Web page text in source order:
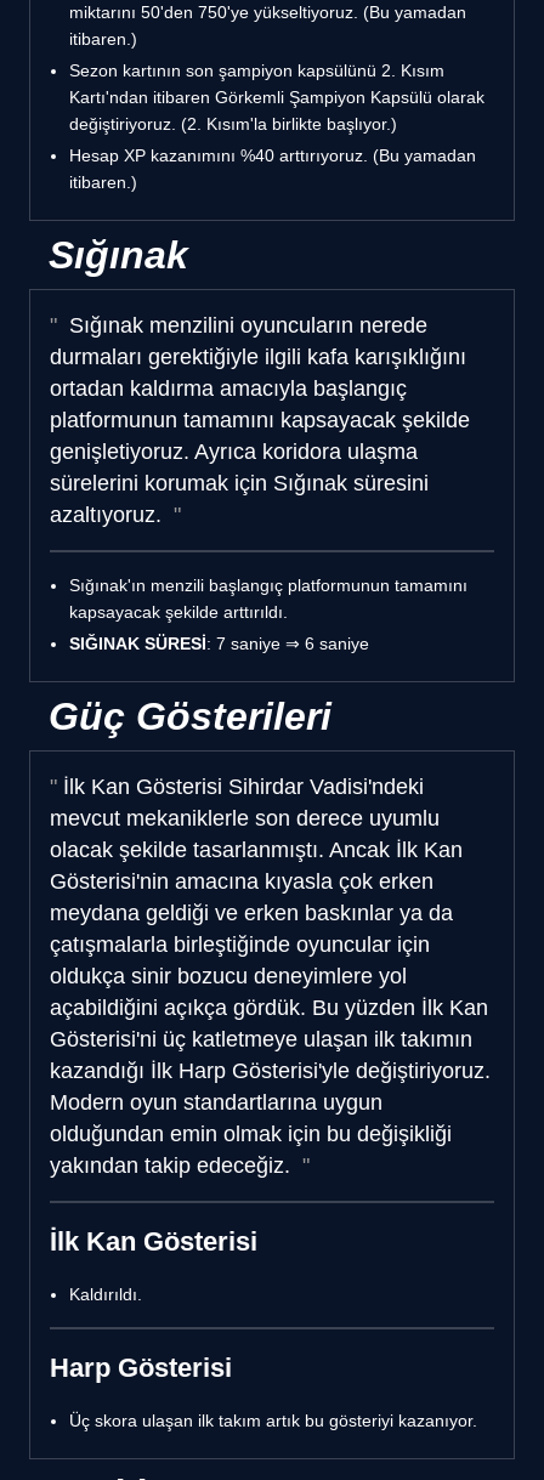
miktarını 50'den 750'ye yükseltiyoruz. (Bu yamadan
itibaren.)
Sezon kartının son şampiyon kapsülünü 2. Kısım
Kartı'ndan itibaren Görkemli Şampiyon Kapsülü olarak
değiştiriyoruz. (2. Kısım'la birlikte başlıyor.)
Hesap XP kazanımını %40 arttırıyoruz. (Bu yamadan
itibaren.)
Sığınak
Sığınak menzilini oyuncuların nerede
durmaları gerektiğiyle ilgili kafa karışıklığını
ortadan kaldırma amacıyla başlangıç
platformunun tamamını kapsayacak şekilde
genişletiyoruz. Ayrıca koridora ulaşma
sürelerini korumak için Sığınak süresini
azaltıyoruz.
Sığınak'ın menzili başlangıç platformunun tamamını
kapsayacak şekilde arttırıldı.
SIĞINAK SÜRESİ: 7 saniye ⇒ 6 saniye
Güç Gösterileri
İlk Kan Gösterisi Sihirdar Vadisi'ndeki
mevcut mekaniklerle son derece uyumlu
olacak şekilde tasarlanmıştı. Ancak İlk Kan
Gösterisi'nin amacına kıyasla çok erken
meydana geldiği ve erken baskınlar ya da
çatışmalarla birleştiğinde oyuncular için
oldukça sinir bozucu deneyimlere yol
açabildiğini açıkça gördük. Bu yüzden İlk Kan
Gösterisi'ni üç katletmeye ulaşan ilk takımın
kazandığı İlk Harp Gösterisi'yle değiştiriyoruz.
Modern oyun standartlarına uygun
olduğundan emin olmak için bu değişikliği
yakından takip edeceğiz.
İlk Kan Gösterisi
Kaldırıldı.
Harp Gösterisi
Üç skora ulaşan ilk takım artık bu gösteriyi kazanıyor.